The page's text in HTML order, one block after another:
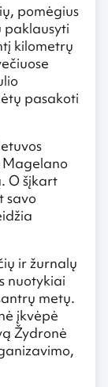
pomėgius
paklausyti
kilometrų
pasakoti
Magelano
O šįkart
savo
ir žurnalų
nuotykiai
metų.
įkvėpė
Žydronė